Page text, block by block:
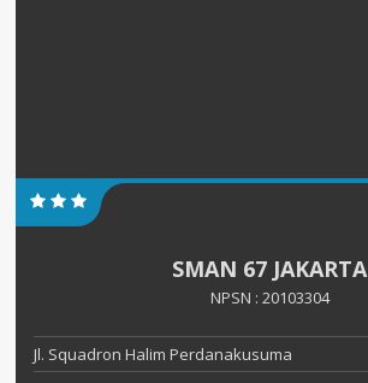
SMAN 67 JAKARTA
NPSN : 20103304
Jl. Squadron Halim Perdanakusuma